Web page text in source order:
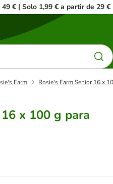
49 € | Solo 1,99 € a partir de 29 €
Farm Rosie's Farm Senior 16 x
x 100 g para